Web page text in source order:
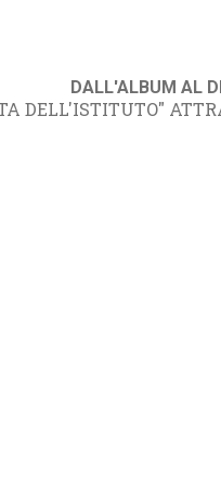
DALL'ALBUM AL
DELL'ISTITUTO"